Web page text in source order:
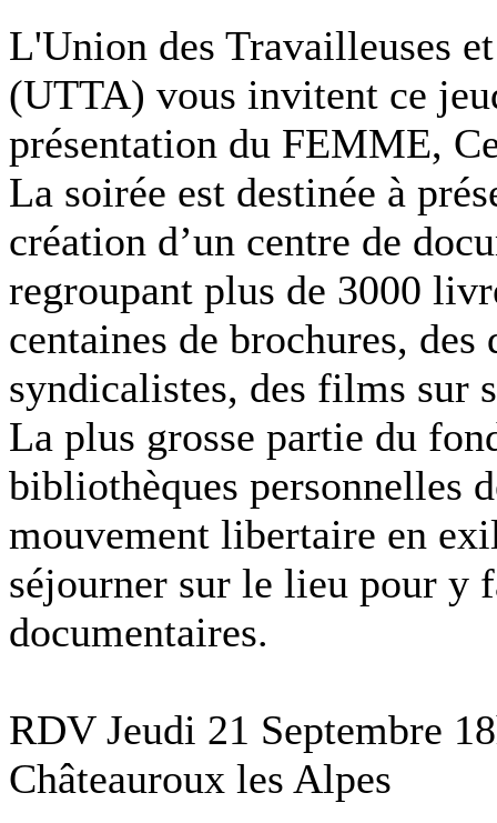
L'Union des Travailleuses
(UTTA) vous invitent ce
présentation du FEMME,
La soirée est destinée à
création d’un centre de
regroupant plus de 3000
centaines de brochures,
syndicalistes, des films sur
La plus grosse partie du
bibliothèques personnelles
mouvement libertaire en
séjourner sur le lieu pour y
documentaires.
RDV Jeudi 21 Septembre
Châteauroux les Alpes